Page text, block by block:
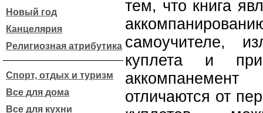
Новый год
Канцелярия
Религиозная атрибутика
Спорт, отдых и туризм
Все для дома
Все для кухни
тем, что книга
самоучителе,
куплета и
отличаются от